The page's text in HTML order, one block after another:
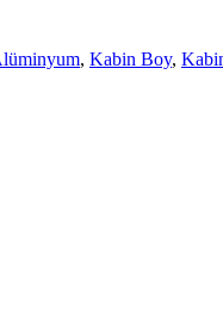
, Kabin Boy,